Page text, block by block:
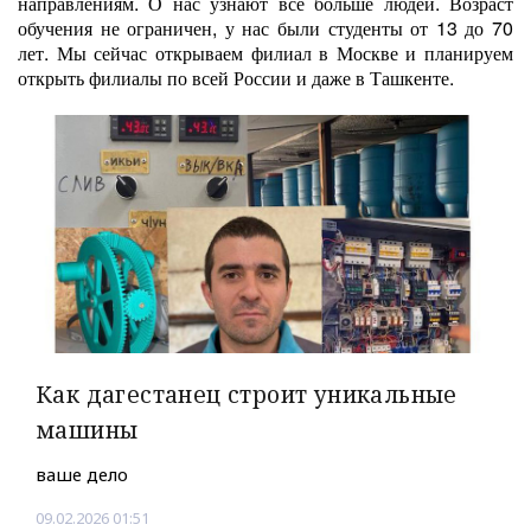
обучения не ограничен, у нас были студенты от 13 до 70
лет. Мы сейчас открываем филиал в Москве и планируем
открыть филиалы по всей России и даже в Ташкенте.
Как дагестанец строит уникальные
машины
ваше дело
09.02.2026 01:51